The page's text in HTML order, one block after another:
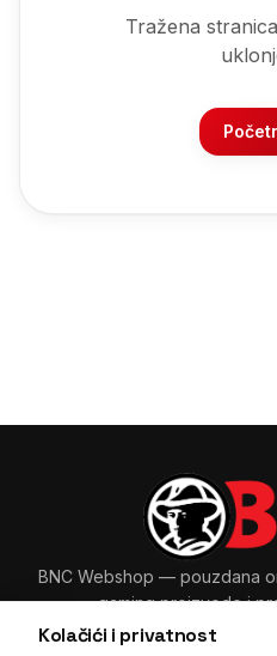
Kolačići i privatnost
Tražena
BNC Webshop — pouzdana
gaming proizvode i